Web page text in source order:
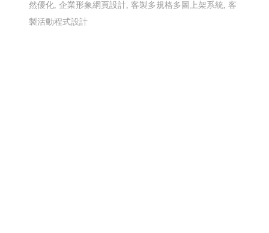
然優化, 企業形象網頁設計, 客製多規格多圖上架系統, 客
製活動程式設計